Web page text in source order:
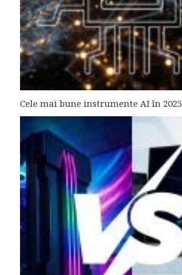
Cele mai bune instrumente AI în 2025